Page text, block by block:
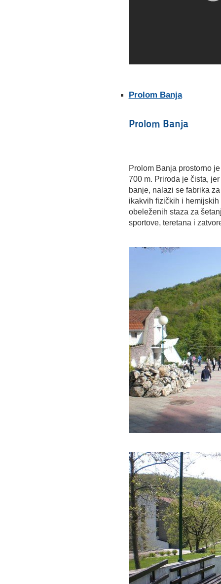
Prolom Banja
Prolom Banja
Prolom Banja prostorno
700 m. Priroda je čista,
banje, nalazi se fabrika
ikakvih fizičkih i
obeleženih staza za
sportove, teretana i